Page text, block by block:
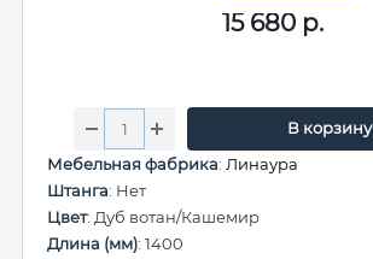
15 680 р.
В корзину
Мебельная фабрика: Линаура
Штанга: Нет
Цвет: Дуб вотан/Кашемир
Длина (мм): 1400